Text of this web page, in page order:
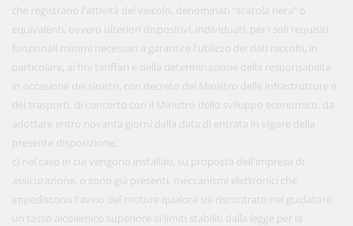
che registrano l'attività del veicolo, denominati “scatola nera” o
equivalenti, ovvero ulteriori dispositivi, individuati, per i soli requisiti
funzionali minimi necessari a garantire l'utilizzo dei dati raccolti, in
particolare, ai fini tariffari e della determinazione della responsabilità
in occasione dei sinistri, con decreto del Ministro delle infrastrutture e
dei trasporti, di concerto con il Ministro dello sviluppo economico, da
adottare entro novanta giorni dalla data di entrata in vigore della
presente disposizione;
c) nel caso in cui vengono installati, su proposta dell'impresa di
assicurazione, o sono già presenti, meccanismi elettronici che
impediscono l'avvio del motore qualora sia riscontrato nel guidatore
un tasso alcolemico superiore ai limiti stabiliti dalla legge per la